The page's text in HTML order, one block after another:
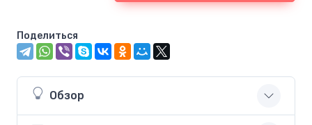
Поделиться
Обзор